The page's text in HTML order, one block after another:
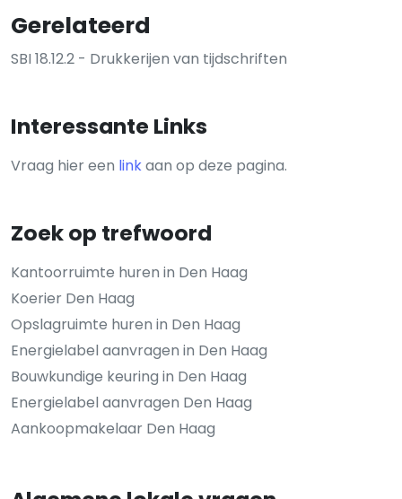
Gerelateerd
SBI 18.12.2 - Drukkerijen van tijdschriften
Interessante Links
Vraag hier een linkaan op deze pagina.
Zoek op trefwoord
Kantoorruimte huren in Den Haag
Koerier Den Haag
Opslagruimte huren in Den Haag
Energielabel aanvragen in Den Haag
Bouwkundige keuring in Den Haag
Energielabel aanvragen Den Haag
Aankoopmakelaar Den Haag